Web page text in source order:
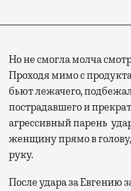
Но не смогла молча
Проходя мимо с
бьют лежачего,
пострадавшего и
агрессивный парень
женщину прямо в
руку.
После удара за Евгению